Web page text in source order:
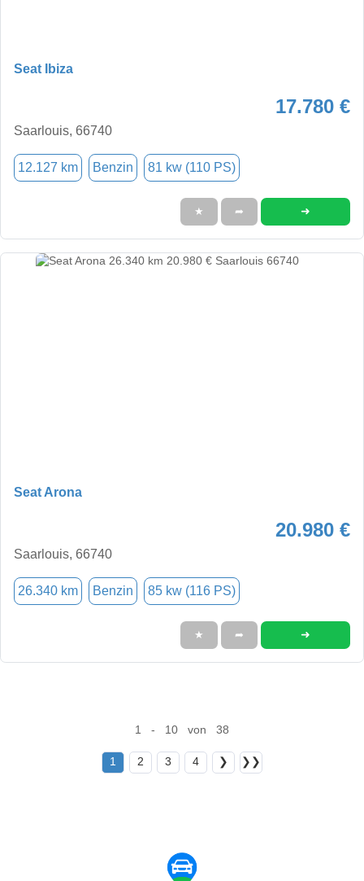
Seat Ibiza
17.780 €
Saarlouis, 66740
12.127 km Benzin 81 kw (110 PS)
★ ➦ ➜
Seat Arona
20.980 €
Saarlouis, 66740
26.340 km Benzin 85 kw (116 PS)
★ ➦ ➜
1 - 10 von 38
1 2 3 4 ❯ ❯❯